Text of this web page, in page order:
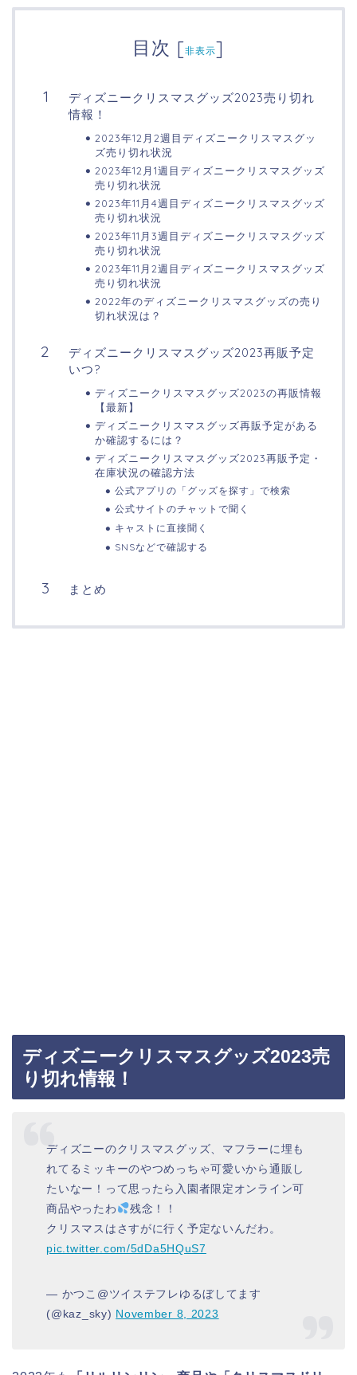
目次 [非表示]
ディズニークリスマスグッズ2023売り切れ
情報！
2023年12月2週目ディズニークリスマスグッ
ズ売り切れ状況
2023年12月1週目ディズニークリスマスグッズ
売り切れ状況
2023年11月4週目ディズニークリスマスグッズ
売り切れ状況
2023年11月3週目ディズニークリスマスグッズ
売り切れ状況
2023年11月2週目ディズニークリスマスグッズ
売り切れ状況
2022年のディズニークリスマスグッズの売り
切れ状況は？
ディズニークリスマスグッズ2023再販予定
いつ?
ディズニークリスマスグッズ2023の再販情報
【最新】
ディズニークリスマスグッズ再販予定がある
か確認するには？
ディズニークリスマスグッズ2023再販予定・
在庫状況の確認方法
公式アプリの「グッズを探す」で検索
公式サイトのチャットで聞く
キャストに直接聞く
SNSなどで確認する
まとめ
ディズニークリスマスグッズ2023売
り切れ情報！
ディズニーのクリスマスグッズ、マフラーに埋も
れてるミッキーのやつめっちゃ可愛いから通販し
たいなー！って思ったら入園者限定オンライン可
商品やったわ
残念！！
クリスマスはさすがに行く予定ないんだわ。
pic.twitter.com/5dDa5HQuS7
— かつこ@ツイステフレゆるぼしてます
(@kaz_sky) November 8, 2023